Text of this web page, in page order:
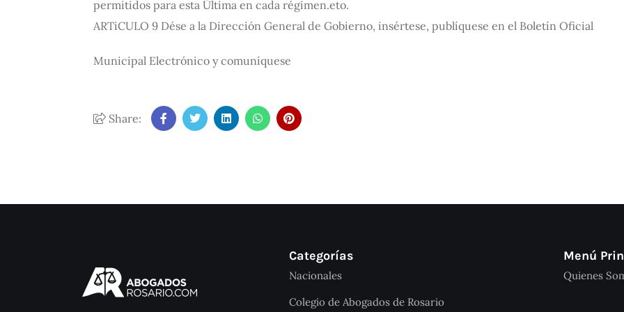
permitidos para esta Última en cada régimen.eto.
ARTiCULO 9 Dése a la Dirección General de Gobierno, insértese, publíquese en el Boletín Oficial
Municipal Electrónico y comuníquese
Share:
Categorías
Nacionales
Colegio de Abogados de Rosario
Menú
Quienes